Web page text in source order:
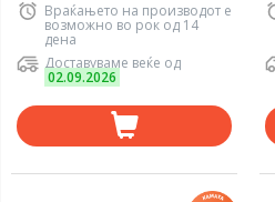
Враќањето на производот е
возможно во рок од 14
дена
Доставуваме веќе од
02.09.2026